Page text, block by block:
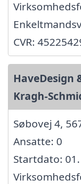
CVR:
HaveDesign
Kragh-
Søbovej 4,
Ansatte: 0
Startdato: